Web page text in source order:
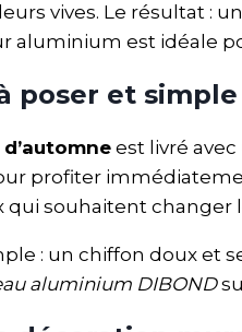
vives. Le résultat :
aluminium est idéale
poser et
est livré
profiter
souhaitent changer
: un chiffon doux et
aluminium DIBOND